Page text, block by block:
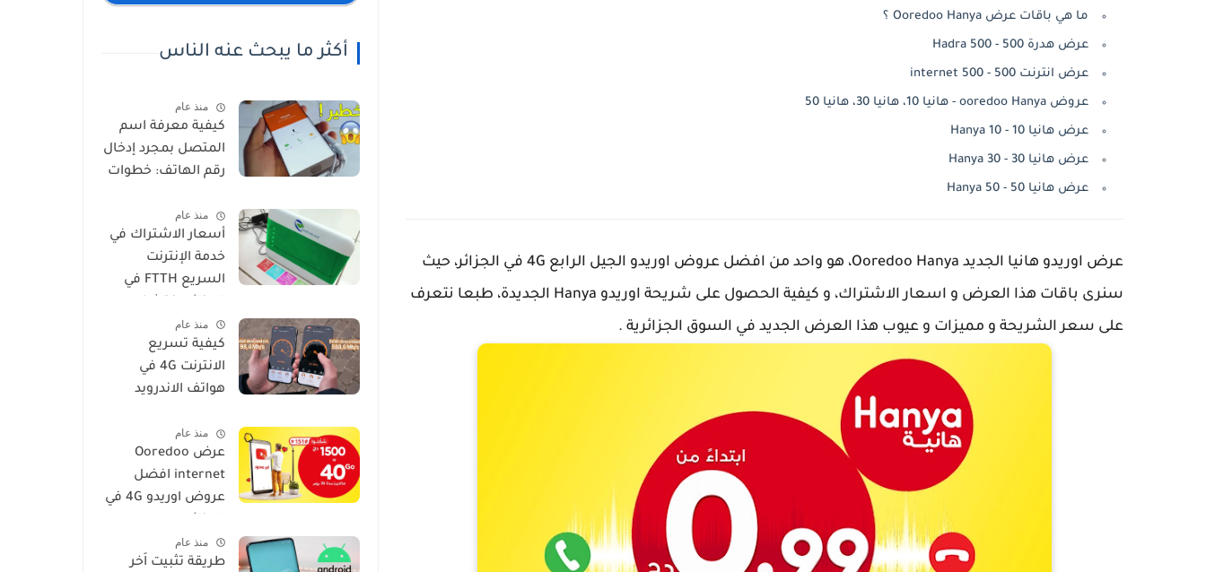
ما هي باقات عرض Ooredoo Hanya ؟
عرض هدرة 500 - Hadra 500
عرض انترنت 500 - internet 500
عروض ooredoo Hanya - هانيا 10، هانيا 30، هانيا 50
عرض هانيا 10 - Hanya 10
عرض هانيا 30 - Hanya 30
عرض هانيا 50 - Hanya 50
عرض اوريدو هانيا الجديد Ooredoo Hanya، هو واحد من افضل عروض اوريدو الجيل الرابع 4G في الجزائر، حيث
سنرى باقات هذا العرض و اسعار الاشتراك، و كيفية الحصول على شريحة اوريدو Hanya الجديدة، طبعا نتعرف
على سعر الشريحة و مميزات و عيوب هذا العرض الجديد في السوق الجزائرية .
أكثر ما يبحث عنه الناس
منذ عام
كيفية معرفة اسم
المتصل بمجرد إدخال
رقم الهاتف: خطوات
منذ عام
أسعار الاشتراك في
خدمة الإنترنت
السريع FTTH في
عروض IDOOM Fibre
منذ عام
كيفية تسريع
الانترنت 4G في
هواتف الاندرويد
اوريدومنذ عام
عرض Ooredoo
internet افضل
عروض اوريدو 4G في
منذ عام
طريقة تثبيت اَخر